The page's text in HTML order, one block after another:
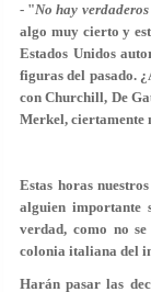
- "No hay
algo muy cierto y
Estados Unidos
figuras del pasado.
con Churchill, De
Merkel, ciertamente
Estas horas
alguien
verdad, como no
colonia italiana del
Harán pasar las